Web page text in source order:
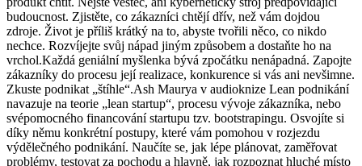
budoucnost. Zjistěte, co zákazníci chtějí dřív, než vám dojdou
zdroje. Život je příliš krátký na to, abyste tvořili něco, co nikdo
nechce. Rozvíjejte svůj nápad jiným způsobem a dostaňte ho na
vrchol.Každá geniální myšlenka bývá zpočátku nenápadná. Zapojte
zákazníky do procesu její realizace, konkurence si vás ani nevšimne.
Zkuste podnikat „štíhle“.Ash Maurya v audioknize Lean podnikání
navazuje na teorie „lean startup“, procesu vývoje zákazníka, nebo
svépomocného financování startupu tzv. bootstrapingu. Osvojíte si
díky němu konkrétní postupy, které vám pomohou v rozjezdu
výdělečného podnikání. Naučíte se, jak lépe plánovat, zaměřovat
problémy, testovat za pochodu a hlavně, jak rozpoznat hluché místo